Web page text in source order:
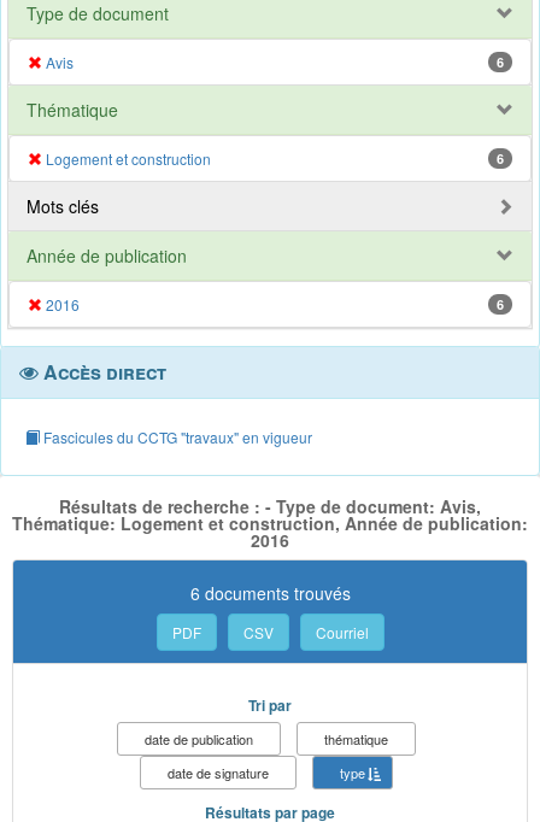
Type de document
Avis 6
Thématique
Logement et construction 6
Mots clés
Année de publication
2016 6
Accès direct
Fascicules du CCTG "travaux" en vigueur
Résultats de recherche : - Type de document: Avis,
Thématique: Logement et construction, Année de publication:
2016
6 documents trouvés
PDF CSV Courriel
Tri par
date de publication
thématique
date de signature
type
Résultats par page